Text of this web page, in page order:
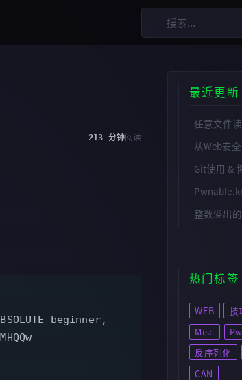
213 分钟阅读
beginner,
最近更新
从Web安
Git使用 &
整数溢出
热门标签
WEB 技
Misc
反序列化
CAN